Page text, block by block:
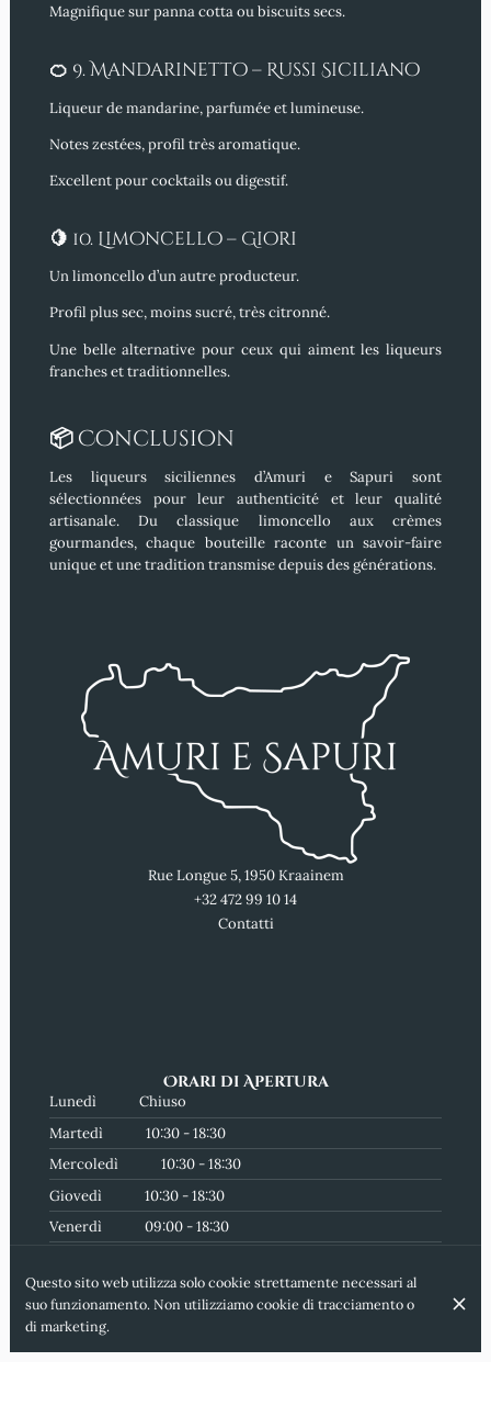
Magnifiquesur panna cotta ou biscuits secs.
🍊 9. Mandarinetto – Russi Siciliano
Liqueur de mandarine, parfumée et lumineuse.
Notes zestées, profil très aromatique.
Excellentpour cocktails ou digestif.
🍋 10. Limoncello – Giori
Un limoncello d’un autre producteur.
Profil plus sec, moins sucré, très citronné.
Une belle alternative pour ceux qui aiment les liqueurs
franches et traditionnelles.
📦Conclusion
Les liqueurs siciliennes d’Amuri e Sapuri sont
sélectionnées pour leur authenticité et leur qualité
artisanale. Du classique limoncello aux crèmes
gourmandes, chaque bouteille raconte un savoir-faire
unique et une tradition transmise depuis des générations.
Rue Longue 5, 1950 Kraainem
+32 472 99 10 14
Contatti
Orari di Apertura
Lunedì
Chiuso
Martedì
10:30 - 18:30
Mercoledì
10:30 - 18:30
Giovedì
10:30 - 18:30
Venerdì
09:00 - 18:30
Domenica
10:00 - 14:00
Questo sito web utilizza solo cookie strettamente necessari al
suo funzionamento. Non utilizziamo cookie di tracciamento o
di marketing.